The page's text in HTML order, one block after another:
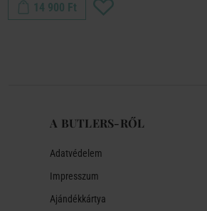
14 900 Ft
A BUTLERS-RŐL
Adatvédelem
Impresszum
Ajándékkártya